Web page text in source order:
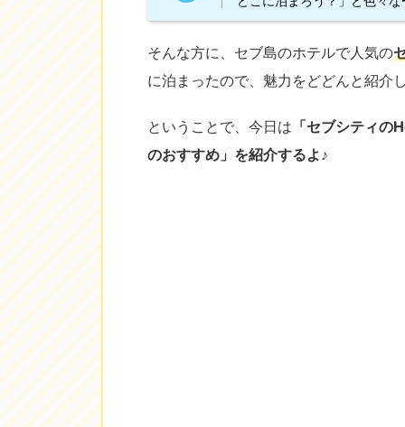
そんな方に、セブ島のホテルで人気の
に泊まったので、魅力をどどんと紹介
ということで、今日は 「セブシティ
のおすすめ」を紹介するよ♪